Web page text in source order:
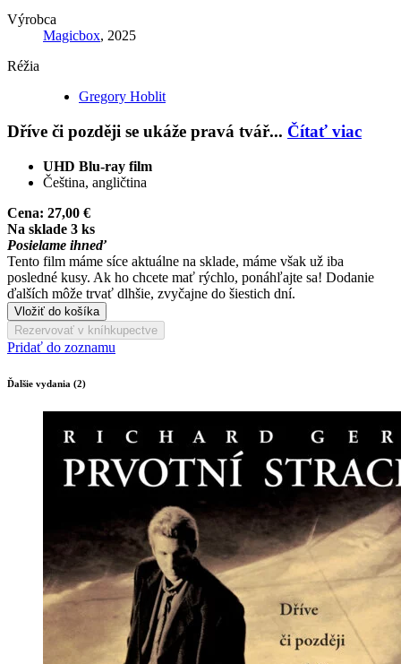
Výrobca
Magicbox, 2025
Réžia
Gregory Hoblit
Dříve či později se ukáže pravá tvář... Čítať viac
UHD Blu-ray film
Čeština, angličtina
Cena: 27,00 €
Na sklade 3 ks
Posielame ihneď
Tento film máme síce aktuálne na sklade, máme však už iba
posledné kusy. Ak ho chcete mať rýchlo, ponáhľajte sa! Dodanie
ďalších môže trvať dlhšie, zvyčajne do šiestich dní.
Vložiť do košíka
Rezervovať v kníhkupectve
Pridať do zoznamu
Ďalšie vydania (2)